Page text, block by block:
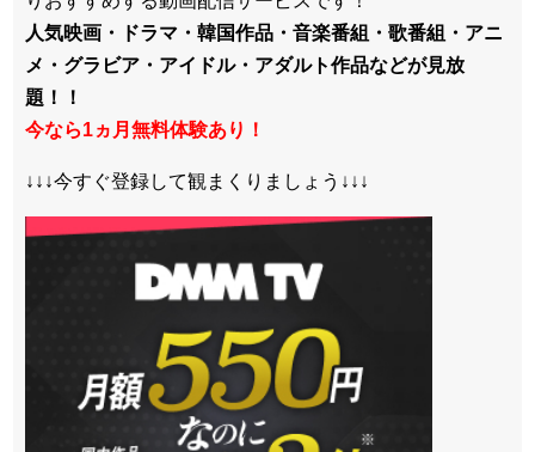
人気映画・ドラマ・韓国作品・音楽番組・歌番組・アニ
メ・グラビア・アイドル・アダルト作品などが見放
題！！
今なら1ヵ月無料体験あり！
↓↓↓今すぐ登録して観まくりましょう↓↓↓